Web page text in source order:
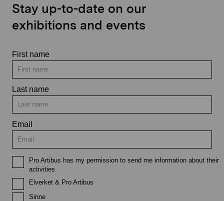
Stay up-to-date on our
exhibitions and events
First name
Last name
Email
Pro Artibus has my permission to send me information about their
activities
Elverket & Pro Artibus
Sinne